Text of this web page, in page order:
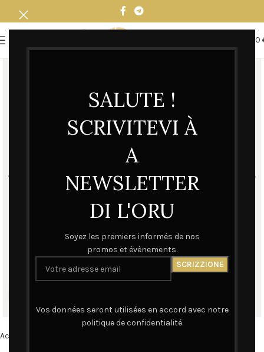
SALUTE !
SCRIVITEVI À
A
NEWSLETTER
DI L'ORU
Soyez les premiers informés de nos
promos et évènements.
Vos données seront utilisées en accord avec notre
politique de confidentialité.
0,00
Accueil